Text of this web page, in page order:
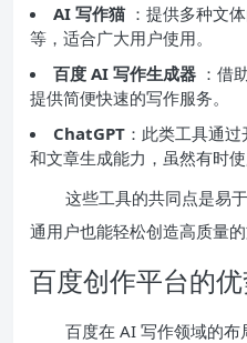
AI 写作猫 ：提供多种文
等，适合广大用户使用。
百度 AI 写作生成器 ：借
提供简便快速的写作服务。
ChatGPT ：此类工具通
和文章生成能力，虽然有时
这些工具的共同点是易
通用户也能轻松创造高质量的
百度创作平台的
百度在 AI 写作领域的